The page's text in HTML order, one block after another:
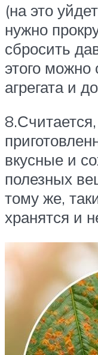
(на это
нужно
сбросить
этого можно
агрегата и
вкусные и
полезных
тому же,
хранятся и